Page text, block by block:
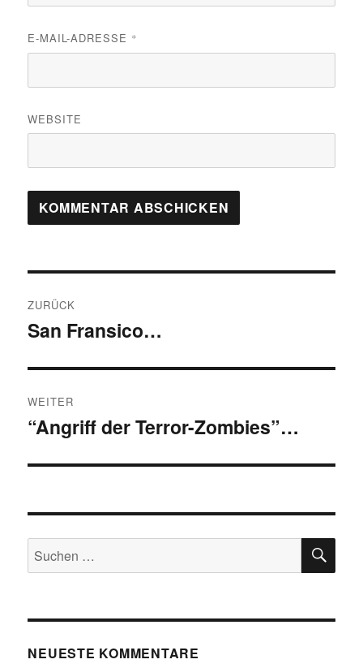
E-MAIL-ADRESSE *
WEBSITE
ZURÜCK
Vorheriger
San Fransico…
WEITER
Nächster
“Angriff der Terror-Zombies”…
Suchen
nach:
NEUESTE KOMMENTARE